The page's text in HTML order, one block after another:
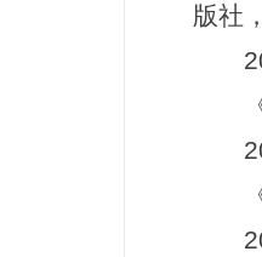
版社
《
《